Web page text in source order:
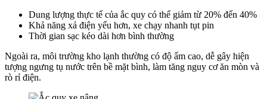
Dung lượng thực tế của ắc quy có thể giảm từ 20% đến 40%
Khả năng xả điện yếu hơn, xe chạy nhanh tụt pin
Thời gian sạc kéo dài hơn bình thường
Ngoài ra, môi trường kho lạnh thường có độ ẩm cao, dễ gây hiện
tượng ngưng tụ nước trên bề mặt bình, làm tăng nguy cơ ăn mòn và
rò rỉ điện.